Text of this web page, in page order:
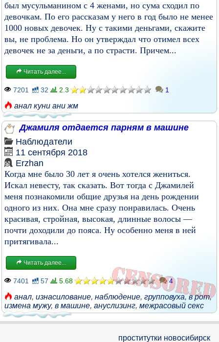
был мусульманином с 4 женами, но сума сходил по
девочкам. По его рассказам у него в год было не менее
1000 новых девочек. Ну с такими деньгами, скажите
вы, не проблема. Но он утверждал что отимел всех
девочек не за деньги, а по страсти. Причем...
Читать далее...
7201 32 2.3 1
анал куни ани жм
Джамиля отдается парням в машине
Наблюдатели
11 сентября 2018
Erzhan
Когда мне было 30 лет я очень хотелся жениться.
Искал невесту, так сказать. Вот тогда с Джамилей
меня познакомили общие друзья на день рождении
одного из них. Она мне сразу понравилась. Очень
красивая, стройная, высокая, длинные волосы —
почти доходили до пояса. Ну особенно меня в ней
притягивала...
Читать далее...
7401 57 5.68 4
анал, изнасилование, наблюдение, групповуха,в рот,
измена мужу, в машине, ануслизинг, межрасовый секс
проститутки новосибирск